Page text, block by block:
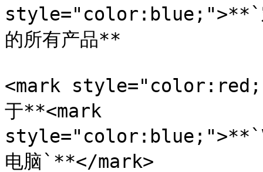
style="color:blue;">**`
的所有产品**
<mark
于**<mark
电脑`**</mark>